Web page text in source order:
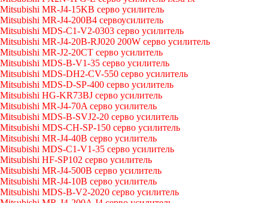
Mitsubishi MR-J4-15KB серво усилитель
Mitsubishi MR-J4-200B4 сервоусилитель
Mitsubishi MDS-C1-V2-0303 серво усилитель
Mitsubishi MR-J4-20B-RJ020 200W серво усилитель
Mitsubishi MR-J2-20CT серво усилитель
Mitsubishi MDS-B-V1-35 серво усилитель
Mitsubishi MDS-DH2-CV-550 серво усилитель
Mitsubishi MDS-D-SP-400 серво усилитель
Mitsubishi HG-KR73BJ серво усилитель
Mitsubishi MR-J4-70A серво усилитель
Mitsubishi MDS-B-SVJ2-20 серво усилитель
Mitsubishi MDS-CH-SP-150 серво усилитель
Mitsubishi MR-J4-40B серво усилитель
Mitsubishi MDS-C1-V1-35 серво усилитель
Mitsubishi HF-SP102 серво усилитель
Mitsubishi MR-J4-500B серво усилитель
Mitsubishi MR-J4-10B серво усилитель
Mitsubishi MDS-B-V2-2020 серво усилитель